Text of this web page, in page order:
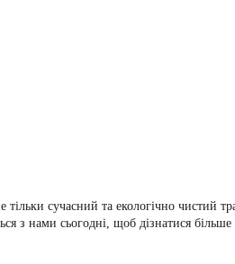
сучасний та екологічно чистий
з нами сьогодні, щоб дізнатися